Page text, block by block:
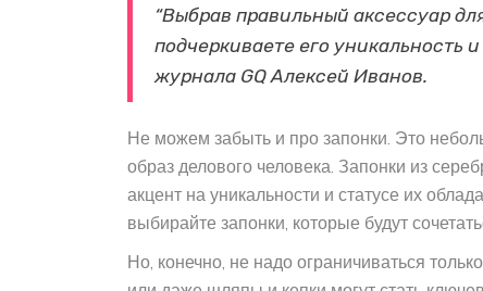
“Выбрав правильный аксессуар
подчеркиваете его уникальность
журнала GQ Алексей Иванов.
Не можем забыть и про запонки. Это
образ делового человека. Запонки из
акцент на уникальности и статусе их
выбирайте запонки, которые будут
Но, конечно, не надо ограничиваться